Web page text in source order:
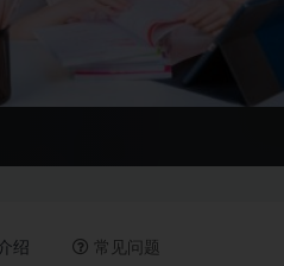
绍 常见问题